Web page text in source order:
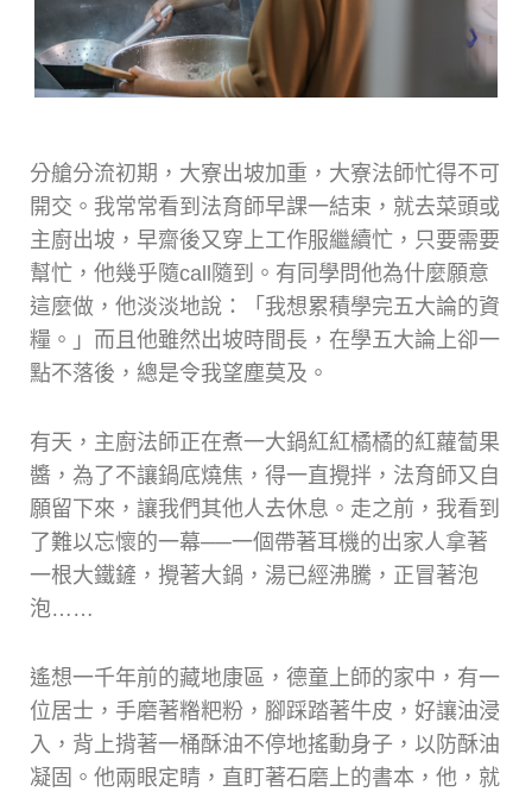
分艙分流初期，大寮出坡加重，大寮法師忙得不可
開交。我常常看到法育師早課一結束，就去菜頭或
主廚出坡，早齋後又穿上工作服繼續忙，只要需要
幫忙，他幾乎隨call隨到。有同學問他為什麼願意
這麼做，他淡淡地說：「我想累積學完五大論的資
糧。」而且他雖然出坡時間長，在學五大論上卻一
點不落後，總是令我望塵莫及。
有天，主廚法師正在煮一大鍋紅紅橘橘的紅蘿蔔果
醬，為了不讓鍋底燒焦，得一直攪拌，法育師又自
願留下來，讓我們其他人去休息。走之前，我看到
了難以忘懷的一幕──一個帶著耳機的出家人拿著
一根大鐵鏟，攪著大鍋，湯已經沸騰，正冒著泡
泡……
遙想一千年前的藏地康區，德童上師的家中，有一
位居士，手磨著糌粑粉，腳踩踏著牛皮，好讓油浸
入，背上揹著一桶酥油不停地搖動身子，以防酥油
凝固。他兩眼定睛，直盯著石磨上的書本，他，就